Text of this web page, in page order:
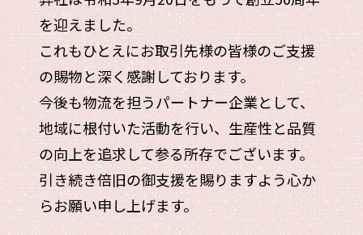
を迎えました。
これもひとえにお取引先様の皆様のご支援
の賜物と深く感謝しております。
今後も物流を担うパートナー企業として、
地域に根付いた活動を行い、生産性と品質
の向上を追求して参る所存でございます。
引き続き倍旧の御支援を賜りますよう心か
らお願い申し上げます。